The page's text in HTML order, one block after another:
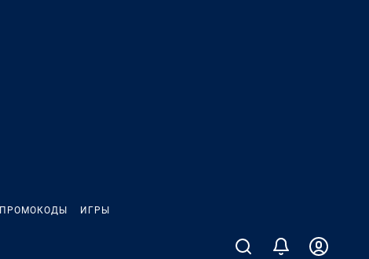
ПРОМОКОДЫ ИГРЫ